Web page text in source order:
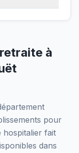
à
pour
hospitalier fait
dans